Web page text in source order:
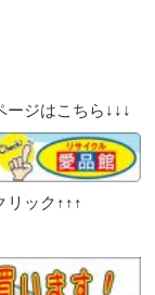
ージはこちら↓↓↓
リック↑↑↑